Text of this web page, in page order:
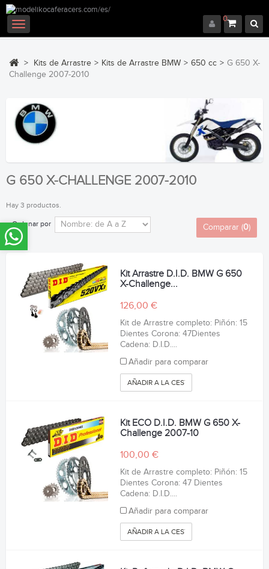
0
Navegación
Toggle
> Kits de Arrastre > Kits de Arrastre BMW > 650 cc > G 650 X-
Challenge 2007-2010
G 650 X-CHALLENGE 2007-2010
Hay 3 productos.
Ordenar por Comparar (0)
Kit Arrastre D.I.D. BMW G 650
X-Challenge...
126,00 €
Kit de Arrastre completo: Piñón: 15
Dientes Corona: 47Dientes
Cadena: D.I.D....
Añadir para comparar
AÑADIR A LA CESTA
Kit ECO D.I.D. BMW G 650 X-
Challenge 2007-10
100,00 €
Kit de Arrastre completo: Piñón: 15
Dientes Corona: 47 Dientes
Cadena: D.I.D....
Añadir para comparar
AÑADIR A LA CESTA